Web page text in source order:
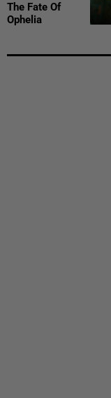
The Fate Of
Ophelia